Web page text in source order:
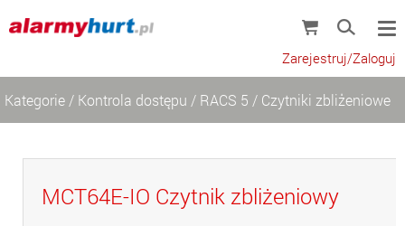
Zarejestruj/Zaloguj
Kategorie / Kontrola dostępu / RACS 5 / Czytniki zbliżeniowe
MCT64E-IO Czytnik zbliżeniowy